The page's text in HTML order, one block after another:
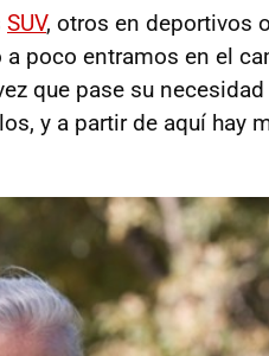
SUV, otros en deportivos o
poco entramos en el
que pase su necesidad
y a partir de aquí hay